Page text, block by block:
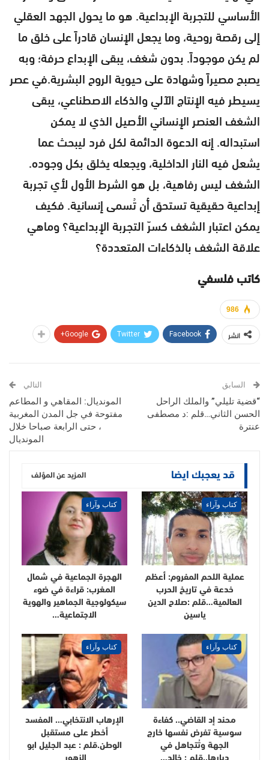
الأساسي للتجربة الإبداعية. هو ما يحول الجهد العقلي
إلى رقصة روحية، وما يجعل الإنسان قادراً على خلق ما
لم يكن موجوداً. بدون شغف، يبقى الإبداع حرفة؛ وبه
يصبح مصيراً وشهادة على حيوية الروح البشرية.في عصر
يسيطر فيه الإنتاج الآلي والذكاء الاصطناعي، يبقى
الشغف العنصر الإنساني الأصيل الذي لا يمكن
استبداله. إنه الدعوة الدائمة لكل فرد ليبحث عما
يشعل فيه النار الداخلية، ويجعله يخلق بكل وجوده.
الشغف ليس رفاهية، بل هو الشرط الأول لأي تجربة
إبداعية حقيقية تستحق أن تُسمى إنسانية. فكيف
يمكن اعتبار الشغف كسرّ التجربة الإبداعية؟ وماهي
علاقة الشغف بالذكاءات المتعددة؟
كاتب فلسفي
986
انشر Facebook
Twitter
Google+
السابق
“قضية تليلي” والملك الراحل
الحسن الثاني…قلم :د مصطفى
عنترة
التالي
المونديال: المقاهي و المطاعم
مفتوحة في جل المدن المغربية
، حتى الرابعة صباحا خلال
المونديال
قد يعجبك ايضا المزيد عن المؤلف
كتاب وآراء
عملية اللحم المفروم: أعظم
خدعة في تاريخ الحرب
العالمية…قلم :صلاح الدين
ياسين
كتاب وآراء
الهجرة الجماعية في شمال
المغرب: قراءة في ضوء
سيكولوجية الجماهير والهوية
الاجتماعية…
كتاب وآراء
محند إد القاضي.. كفاءة
سوسية تفرض نفسها خارج
الجهة وتُتجاهل في
كتاب وآراء
الإرهاب الانتخابي… المفسد
أخطر على مستقبل
الوطن.قلم : عبد الجليل ابو